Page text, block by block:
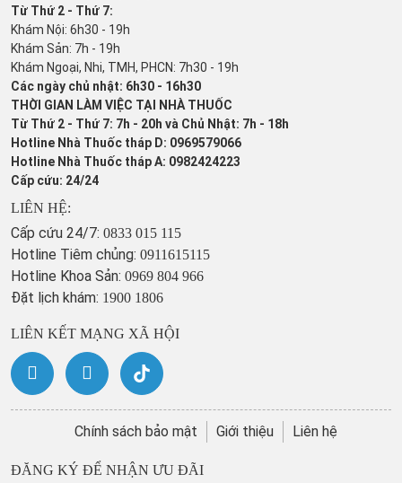
Từ Thứ 2 - Thứ 7:
Khám Nội: 6h30 - 19h
Khám Sản: 7h - 19h
Khám Ngoại, Nhi, TMH, PHCN: 7h30 - 19h
Các ngày chủ nhật: 6h30 - 16h30
THỜI GIAN LÀM VIỆC TẠI NHÀ THUỐC
Từ Thứ 2 - Thứ 7: 7h - 20h và Chủ Nhật: 7h - 18h
Hotline Nhà Thuốc tháp D: 0969579066
Hotline Nhà Thuốc tháp A: 0982424223
Cấp cứu: 24/24
LIÊN HỆ:
Cấp cứu 24/7: 0833 015 115
Hotline Tiêm chủng: 0911615115
Hotline Khoa Sản: 0969 804 966
Đặt lịch khám: 1900 1806
LIÊN KẾT MẠNG XÃ HỘI
Chính sách bảo mật Giới thiệu Liên hệ
ĐĂNG KÝ ĐỂ NHẬN ƯU ĐÃI